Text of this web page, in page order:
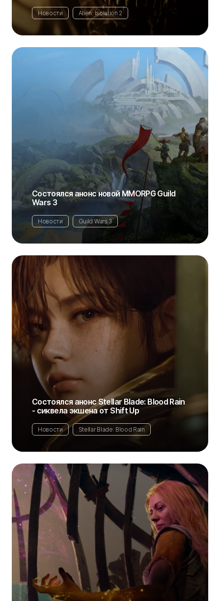
Новости Alien: Isolation 2
Состоялся анонс новой MMORPG Guild
Wars 3
Новости Guild Wars 3
Состоялся анонс Stellar Blade: Blood Rain
- сиквела экшена от Shift Up
Новости Stellar Blade: Blood Rain